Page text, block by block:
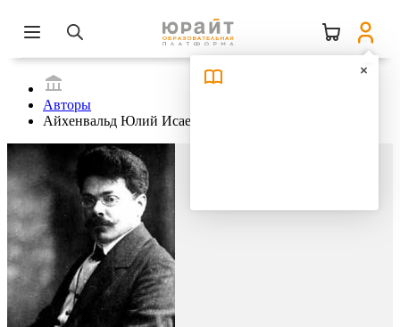
Авторы
Айхенвальд Юлий Исаевич